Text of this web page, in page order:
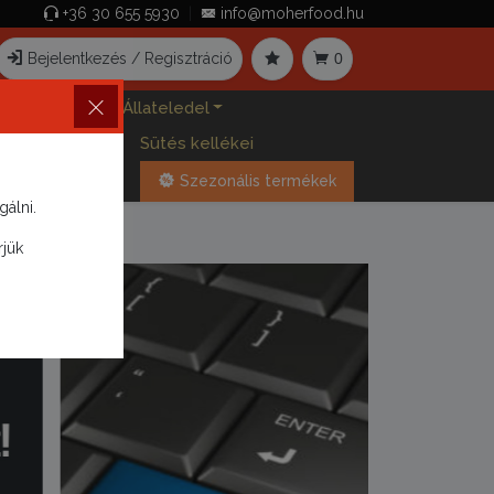
+36 30 655 5930 info@moherfood.hu
Bejelentkezés / Regisztráció 0
Állateledel
Sütés kellékei
Szezonális termékek